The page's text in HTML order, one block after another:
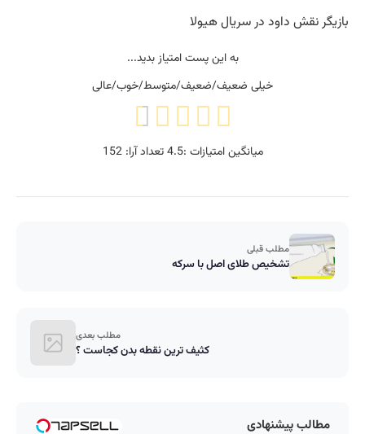
بازیگر نقش داود در سریال هیولا
به این پست امتیاز بدید...
خیلی ضعیف/ضعیف/متوسط/خوب/عالی
میانگین امتیازات :4.5تعداد آرا:152
مطلب قبلی
تشخیص طلای اصل با سرکه
مطلب بعدی
کثیف ترین نقطه بدن کجاست ؟
مطالب پیشنهادی